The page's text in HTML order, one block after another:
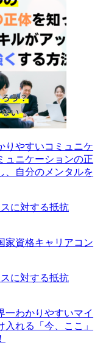
りやすいコミュニケ
ュニケーションの正
、自分のメンタルを
家資格キャリアコン
一わかりやすいマイ
れる「今、ここ」